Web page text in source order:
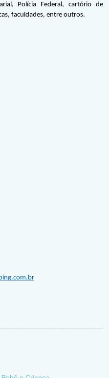
Polícia Federal, cartório de
faculdades, entre outros.